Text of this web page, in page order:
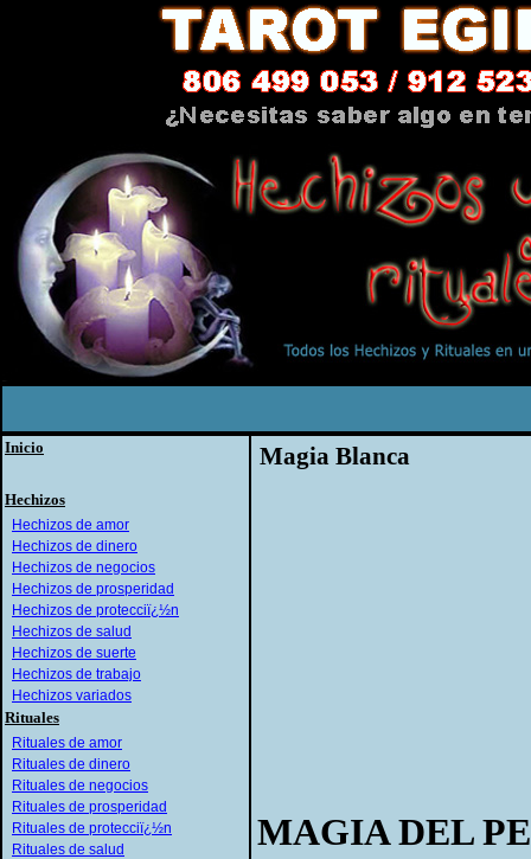
Inicio
Hechizos
Hechizos de amor
Hechizos de dinero
Hechizos de negocios
Hechizos de prosperidad
Hechizos de protecciï¿½n
Hechizos de salud
Hechizos de suerte
Hechizos de trabajo
Hechizos variados
Rituales
Rituales de amor
Rituales de dinero
Rituales de negocios
Rituales de prosperidad
Rituales de protecciï¿½n
Rituales de salud
Magia Blanca
MAGIA DEL